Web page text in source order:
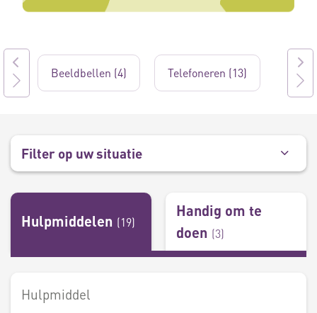
Beeldbellen (4) Telefoneren (13)
Filter op uw situatie
Hulpmiddelen (19)
Handig om te
doen (3)
Hulpmiddel